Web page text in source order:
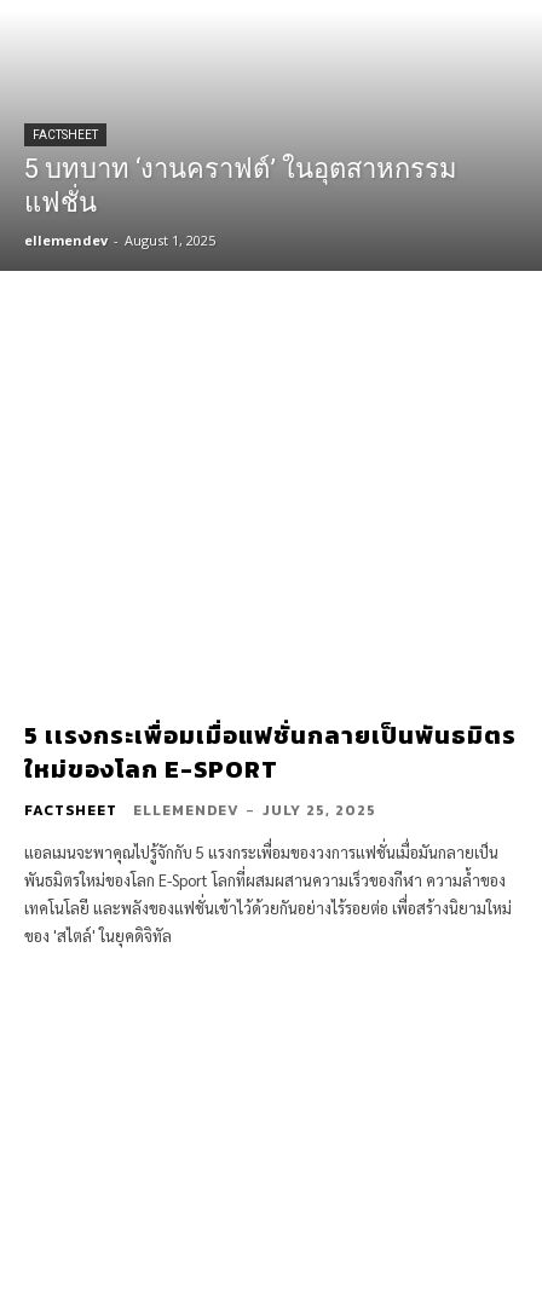
FACTSHEET
5 บทบาท ‘งานคราฟต์’ ในอุตสาหกรรม
แฟชั่น
ellemendev - August 1, 2025
5 เเรงกระเพื่อมเมื่อแฟชั่นกลายเป็นพันธมิตร
ใหม่ของโลก E-SPORT
FACTSHEET ELLEMENDEV - JULY 25, 2025
แอลเมนจะพาคุณไปรู้จักกับ 5 แรงกระเพื่อมของวงการแฟชั่นเมื่อมันกลายเป็น
พันธมิตรใหม่ของโลก E-Sport โลกที่ผสมผสานความเร็วของกีฬา ความล้ำของ
เทคโนโลยี และพลังของแฟชั่นเข้าไว้ด้วยกันอย่างไร้รอยต่อ เพื่อสร้างนิยามใหม่
ของ 'สไตล์' ในยุคดิจิทัล